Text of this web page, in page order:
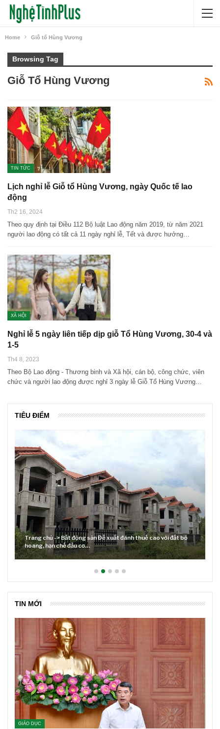
Home Giỗ tổ Hùng Vương
Browsing Tag
Giỗ Tổ Hùng Vương
TIN TỨC
Lịch nghỉ lễ Giỗ tổ Hùng Vương, ngày Quốc tế lao
động
Th2 16, 2024
Theo quy định tại Điều 112 Bộ luật Lao động năm 2019, từ năm 2021
người lao động có tất cả 11 ngày nghỉ lễ, Tết và được hưởng…
XÃ HỘI
Nghỉ lễ 5 ngày liên tiếp dịp giỗ Tổ Hùng Vương, 30-4 và
1-5
Th4 8, 2023
Theo Bộ Lao động - Thương binh và Xã hội, cán bộ, công chức, viên
chức và người lao động được nghỉ 3 ngày lễ Giỗ Tổ Hùng Vương…
TIÊU ĐIỂM
Trang chủ -> Bất động sản Đề xuất đánh thuế cao với đất bỏ
hoang, hạn chế đầu cơ…
TIN MỚI
GIÁO DỤC